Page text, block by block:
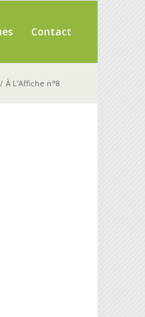
Contact
/ À L’Affiche n°8